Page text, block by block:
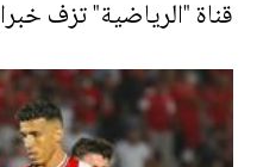
قناة "الرياضية" تزف